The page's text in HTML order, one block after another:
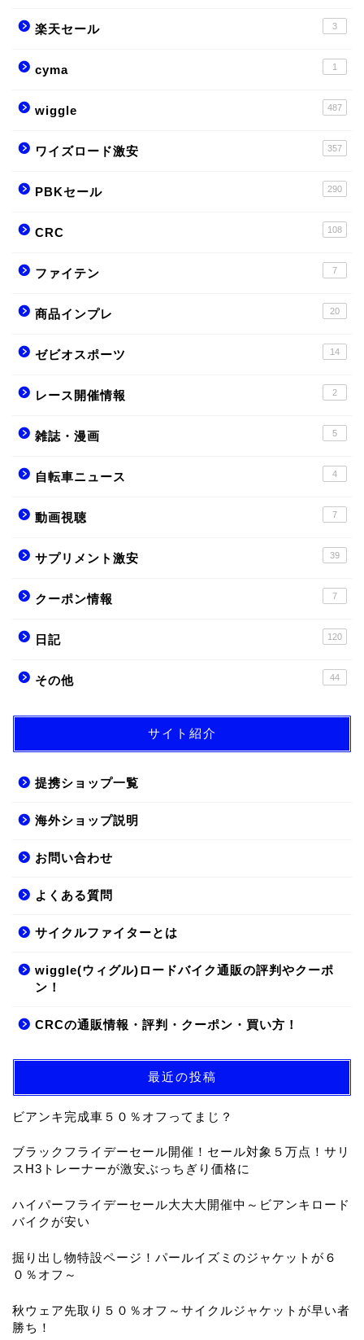
楽天セール 3
cyma 1
wiggle 487
ワイズロード激安 357
PBKセール 290
CRC 108
ファイテン 7
商品インプレ 20
ゼビオスポーツ 14
レース開催情報 2
雑誌・漫画 5
自転車ニュース 4
動画視聴 7
サプリメント激安 39
クーポン情報 7
日記 120
その他 44
サイト紹介
提携ショップ一覧
海外ショップ説明
お問い合わせ
よくある質問
サイクルファイターとは
wiggle(ウィグル)ロードバイク通販の評判やクーポ
ン！
CRCの通販情報・評判・クーポン・買い方！
最近の投稿
ビアンキ完成車５０％オフってまじ？
ブラックフライデーセール開催！セール対象５万点！サリ
スH3トレーナーが激安ぶっちぎり価格に
ハイパーフライデーセール大大大開催中～ビアンキロード
バイクが安い
掘り出し物特設ページ！パールイズミのジャケットが６
０％オフ～
秋ウェア先取り５０％オフ～サイクルジャケットが早い者
勝ち！